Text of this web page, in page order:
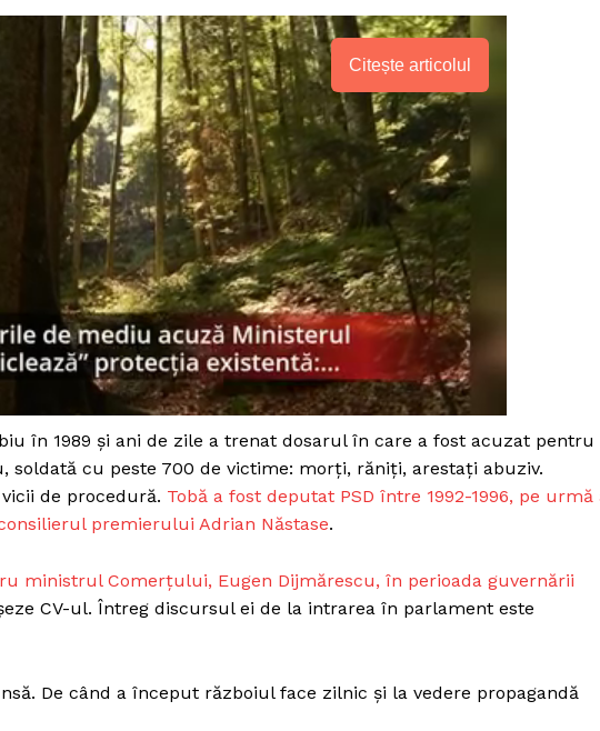
PRESShub
Citește articolul
în 1989 și ani de zile a trenat dosarul în care a fost acuzat pentru
soldată cu peste 700 de victime: morți, răniți, arestați abuziv.
de procedură. Tobă a fost deputat PSD între 1992-1996, pe urmă
premierului Adrian Năstase.
ministrul Comerțului, Eugen Dijmărescu, în perioada guvernării
CV-ul. Întreg discursul ei de la intrarea în parlament este
De când a început războiul face zilnic și la vedere propagandă